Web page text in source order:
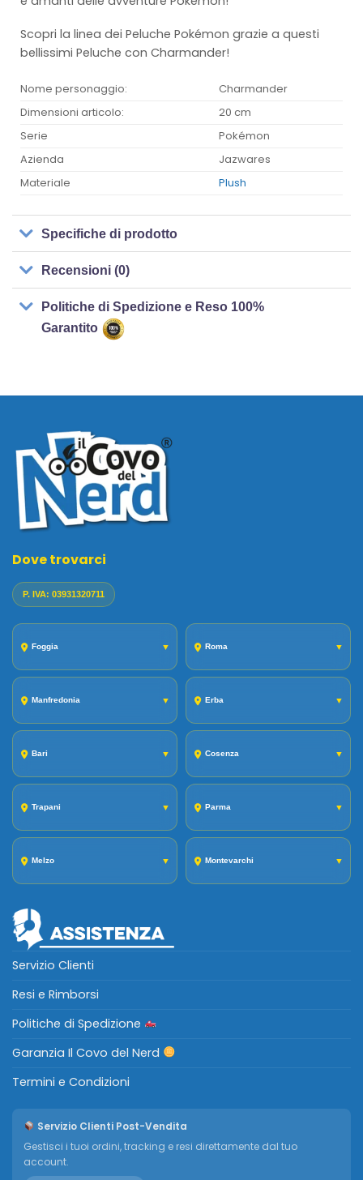
Scopri la linea dei Peluche Pokémon grazie a questi
bellissimi Peluche con Charmander!
Nome personaggio:
Charmander
Dimensioni articolo:
20 cm
Serie
Pokémon
Azienda
Jazwares
Materiale
Plush
Specifiche di prodotto
Recensioni (0)
Politiche di Spedizione e Reso 100%
Garantito
Dove trovarci
P. IVA: 03931320711
Foggia ▼ Roma ▼
Manfredonia ▼ Erba ▼
Bari ▼ Cosenza ▼
Trapani ▼ Parma ▼
Melzo ▼ Montevarchi ▼
Servizio Clienti
Resi e Rimborsi
Politiche di Spedizione
Garanzia Il Covo del Nerd
Termini e Condizioni
Servizio Clienti Post-Vendita
Gestisci i tuoi ordini, tracking e resi direttamente dal tuo
account.